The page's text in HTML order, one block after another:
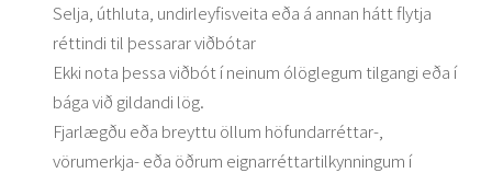
Selja, úthluta, undirleyfisveita eða á annan hátt flytja
réttindi til þessarar viðbótar
Ekki nota þessa viðbót í neinum ólöglegum tilgangi eða í
bága við gildandi lög.
Fjarlægðu eða breyttu öllum höfundarréttar-,
vörumerkja- eða öðrum eignarréttartilkynningum í